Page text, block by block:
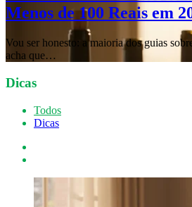
Menos de 100 Reais em
Vou ser honesto: a maioria dos guias
acha que…
Dicas
Todos
Dicas